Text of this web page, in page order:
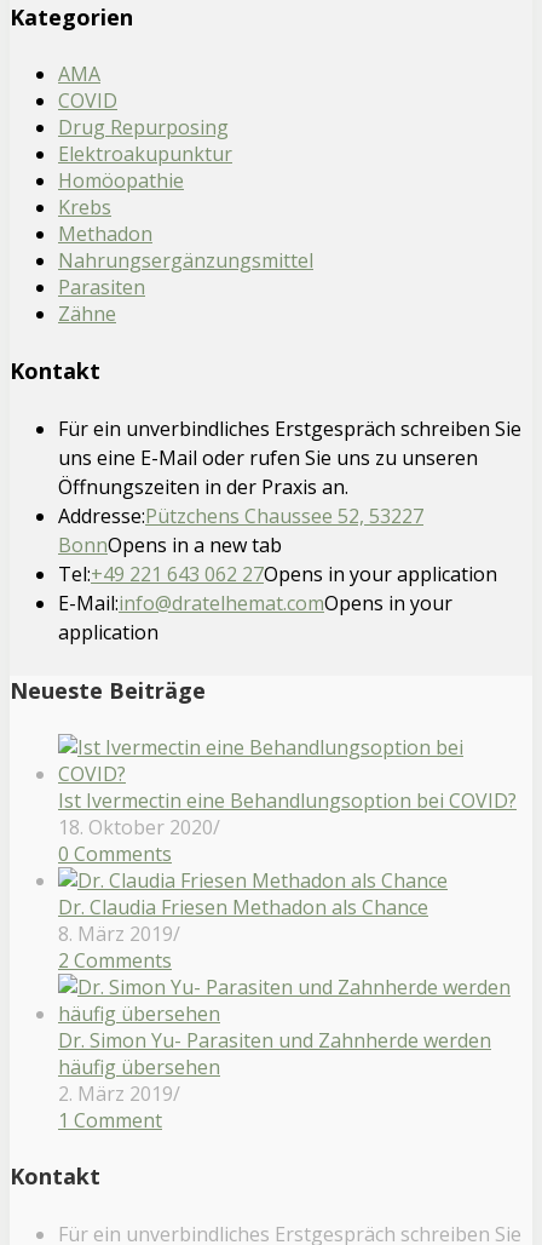
Kategorien
AMA
COVID
Drug Repurposing
Elektroakupunktur
Homöopathie
Krebs
Methadon
Nahrungsergänzungsmittel
Parasiten
Zähne
Kontakt
Für ein unverbindliches Erstgespräch schreiben Sie
uns eine E-Mail oder rufen Sie uns zu unseren
Öffnungszeiten in der Praxis an.
Addresse:Pützchens Chaussee 52, 53227
BonnOpens in a new tab
Tel:+49 221 643 062 27Opens in your application
E-Mail:info@dratelhemat.comOpens in your
application
Neueste Beiträge
Ist Ivermectin eine Behandlungsoption bei COVID?
18. Oktober 2020/
0 Comments
Dr. Claudia Friesen Methadon als Chance
8. März 2019/
2 Comments
Dr. Simon Yu- Parasiten und Zahnherde werden
häufig übersehen
2. März 2019/
1 Comment
Kontakt
Für ein unverbindliches Erstgespräch schreiben Sie